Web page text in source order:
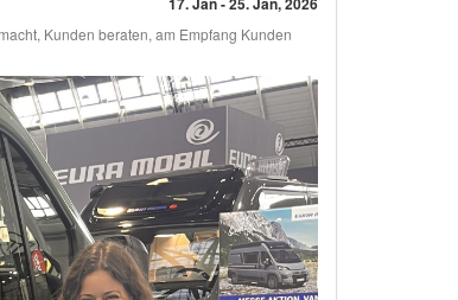
Kunden beraten, am Empfang Kunden